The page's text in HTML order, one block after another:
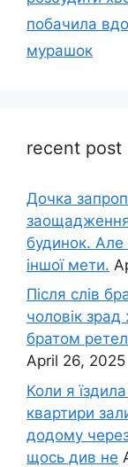
побачила
мурашок
recent post
Дочка
будинок. Але
іншої мети.
Після слів
чоловік зpад
братом
April 26, 2025
Коли я
квартири
додому
щось див не